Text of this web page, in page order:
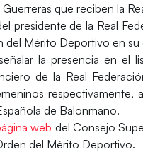
Guerreras que reciben la
presidente de la Real
del Mérito Deportivo en
la presencia en el
de la Real
de Balonmano.
web del Consejo
del Mérito Deportivo.